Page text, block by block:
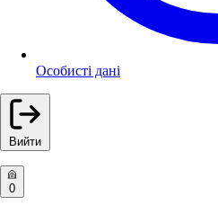
Особисті дані
Вийти
0